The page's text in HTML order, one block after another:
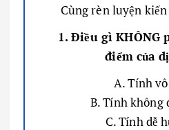
Cùng rèn luyện
1. Điều gì KHÔNG
điểm của
A. Tính
B. Tính không
C. Tính dễ